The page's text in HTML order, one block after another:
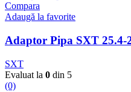
Compara
Adaugă la favorite
Adaptor Pipa SXT 25.4-
SXT
Evaluat la 0 din 5
(0)